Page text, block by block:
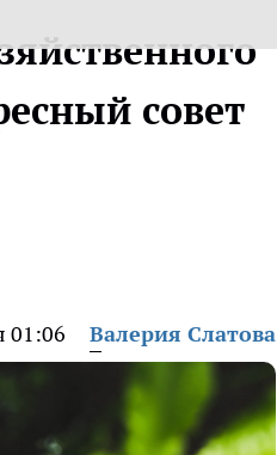
совет
01:06 Валерия Слатова